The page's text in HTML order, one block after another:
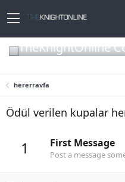
TheKnightOnline
hererravfa
Ödül verilen kupalar
1 First Message
Post a message